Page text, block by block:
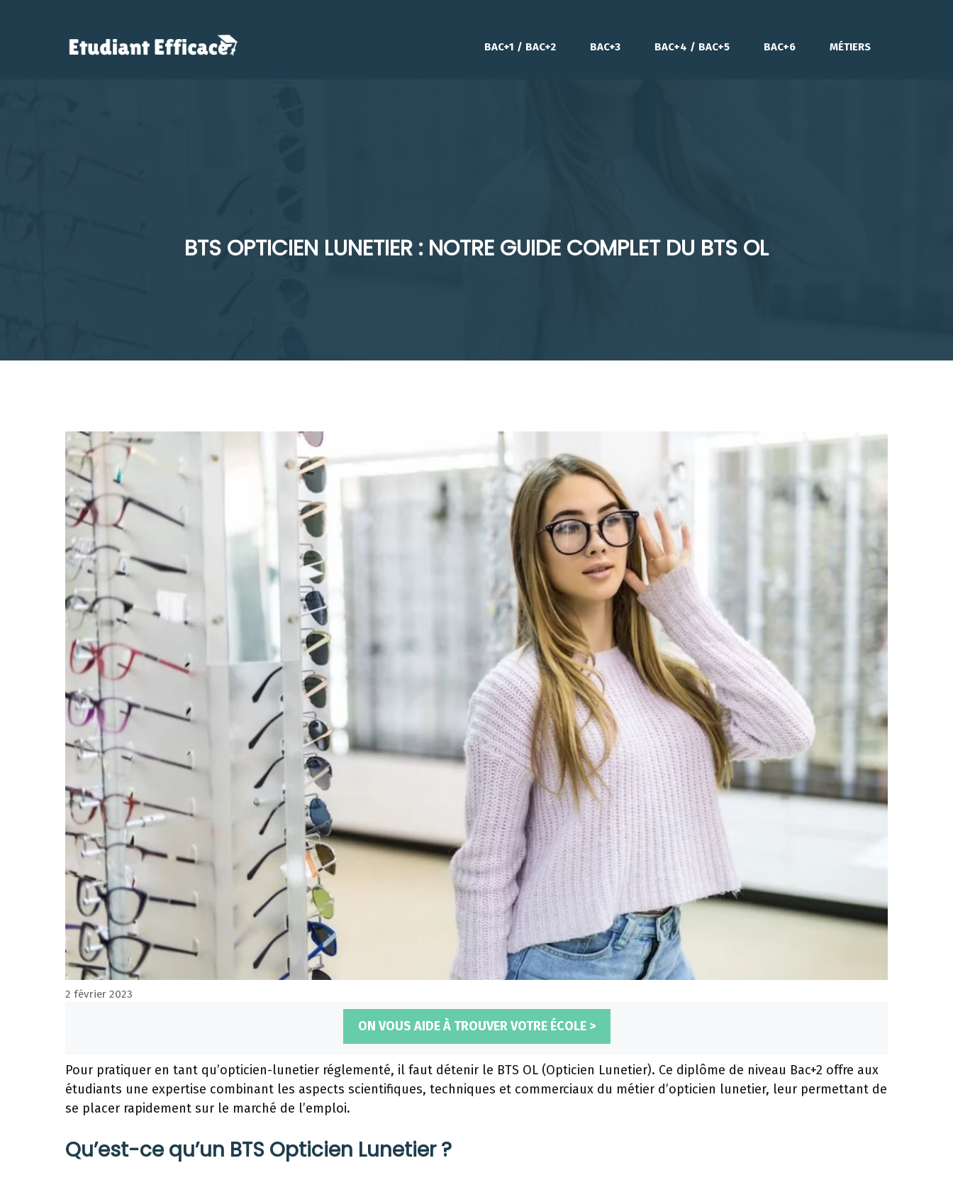
BAC+1 / BAC+2 BAC+3 BAC+4 / BAC+5 BAC+6 MÉTIERS
BTS OPTICIEN LUNETIER : NOTRE GUIDE COMPLET DU BTS OL
2 février 2023
ON VOUS AIDE À TROUVER VOTRE ÉCOLE >
Pour pratiquer en tant qu’opticien-lunetier réglementé, il faut détenir le BTS OL (Opticien Lunetier). Ce diplôme de niveau Bac+2 offre aux
étudiants une expertise combinant les aspects scientifiques, techniques et commerciaux du métier d’opticien lunetier, leur permettant de
se placer rapidement sur le marché de l’emploi.
Qu’est-ce qu’un BTS Opticien Lunetier ?